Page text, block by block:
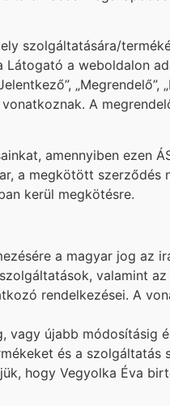
szolgáltatására/
Látogató a weboldalon
„Megrendelő”,
A
amennyiben ezen
a megkötött szerződés
kerül megkötésre.
a magyar jog az
valamint
rendelkezései. A
vagy újabb módosításig
és a
hogy Vegyolka Éva